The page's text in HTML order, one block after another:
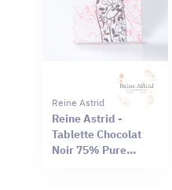
Reine Astrid
Reine Astrid -
Tablette Chocolat
Noir 75% Pure